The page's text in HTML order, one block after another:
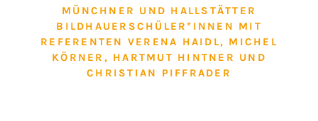
MÜNCHNER UND HALLSTÄTTER
BILDHAUERSCHÜLER*INNEN MIT
REFERENTEN VERENA HAIDL, MICHEL
KÖRNER, HARTMUT HINTNER UND
CHRISTIAN PIFFRADER